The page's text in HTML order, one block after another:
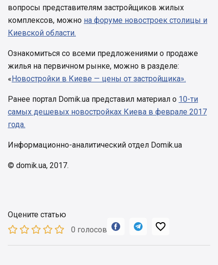
вопросы представителям застройщиков жилых
комплексов, можно на форуме новостроек столицы и
Киевской области.
Ознакомиться со всеми предложениями о продаже
жилья на первичном рынке, можно в разделе:
«Новостройки в Киеве — цены от застройщика».
Ранее портал Domik.ua представил материал о 10-ти
самых дешевых новостройках Киева в феврале 2017
года.
Информационно-аналитический отдел Domik.ua
© domik.ua, 2017.
Оцените статью
0 голосов
  